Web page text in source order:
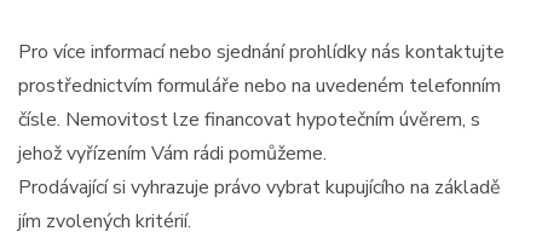
Pro více informací nebo sjednání prohlídky nás kontaktujte
prostřednictvím formuláře nebo na uvedeném telefonním
čísle. Nemovitost lze financovat hypotečním úvěrem, s
jehož vyřízením Vám rádi pomůžeme.
Prodávající si vyhrazuje právo vybrat kupujícího na základě
jím zvolených kritérií.